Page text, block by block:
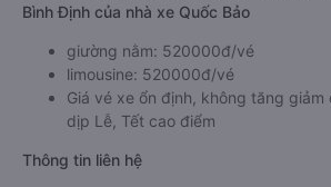
Bình Định của nhà xe Quốc Bảo
giường nằm: 520000đ/vé
limousine: 520000đ/vé
Giá vé xe ổn định, không tăng
dịp Lễ, Tết cao điểm
Thông tin liên hệ